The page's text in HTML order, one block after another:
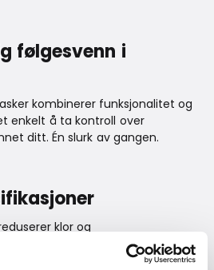
følgesvenn i
kombinerer funksjonalitet og
enkelt å ta kontroll over
ditt. Én slurk av gangen.
klor og
som plantevernmidler,